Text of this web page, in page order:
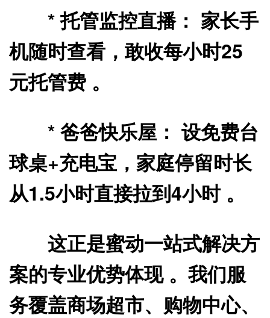
*托管监控直播： 家长手
机随时查看，敢收每小时25
元托管费 。
*爸爸快乐屋： 设免费台
球桌+充电宝，家庭停留时长
从1.5小时直接拉到4小时 。
这正是蜜动一站式解决方
案的专业优势体现 。我们服
务覆盖商场超市、购物中心、